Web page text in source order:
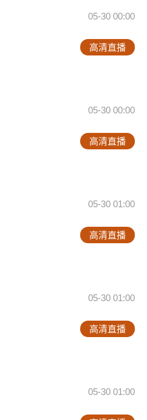
05-30 00:00
高清直播
05-30 00:00
高清直播
05-30 01:00
高清直播
05-30 01:00
高清直播
05-30 01:00